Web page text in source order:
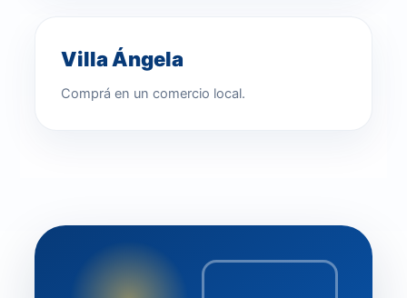
Villa Ángela
Comprá en un comercio local.